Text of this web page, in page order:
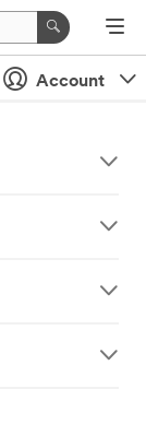
Account